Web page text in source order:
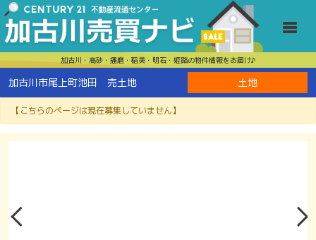
加古川・高砂・播磨・稲美・明石・姫路の物件情報をお届け♪
加古川市尾上町池田 売土地 土地
【こちらのページは現在募集していません】